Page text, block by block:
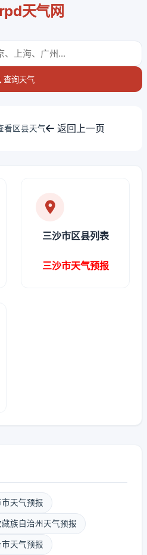
天气网
查询天气
看区县天气 返回上一页
三沙市区县列表
三沙市天气预报
天气预报
族自治州天气预报
天气预报